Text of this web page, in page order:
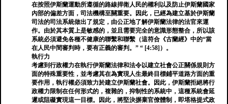
在按照伊斯蘭運動所遵循的路線捍衛人民的權利以及防止伊斯蘭國家
內部的偏差方面，司法機構至關重要。因此，已經為建立基於伊斯蘭
司法的司法系統做出了規定，由公正地了解伊斯蘭法律的法官來運
作。由於其本質上是敏感的，並且需要完全的意識形態整合，所以該
系統必須避免各種不健康的聯繫和聯繫（這符合《古蘭經》中的“當
在人民中間審判時，要有正義的審判。” “ [4:58]）。
執行力
考慮到行政權力在執行伊斯蘭法律和法令以建立社會公正關係規則方
面的特殊重要性，並考慮其在為實現人生最終目標鋪平道路方面的重
要作用，執行權必須致力於建立伊斯蘭社會。因此，伊斯蘭拒絕將行
政權力限制在任何形式的，複雜的，抑制性的系統中，這種系統會延
遲或阻礙實現這一目標。因此，將堅決摒棄官僚體制，即塔格提式政